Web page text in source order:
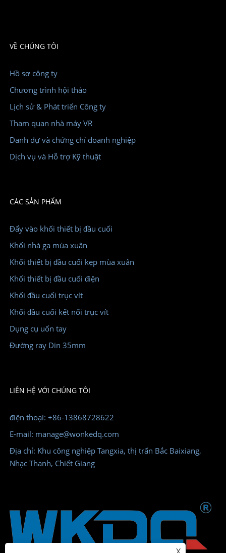
VỀ CHÚNG TÔI
Hồ sơ công ty
Chương trình hội thảo
Lịch sử & Phát triển Công ty
Tham quan nhà máy VR
Danh dự và chứng chỉ doanh nghiệp
Dịch vụ và Hỗ trợ Kỹ thuật
CÁC SẢN PHẨM
Đẩy vào khối thiết bị đầu cuối
Khối nhà ga mùa xuân
Khối thiết bị đầu cuối kẹp mùa xuân
Khối thiết bị đầu cuối điện
Khối đầu cuối trục vít
Khối đầu cuối kết nối trục vít
Dụng cụ uốn tay
Đường ray Din 35mm
LIÊN HỆ VỚI CHÚNG TÔI
điện thoại: +86-13868728622
E-mail: manage@wonkedq.com
Địa chỉ: Khu công nghiệp Tangxia, thị trấn Bắc Baixiang,
Nhạc Thanh, Chiết Giang